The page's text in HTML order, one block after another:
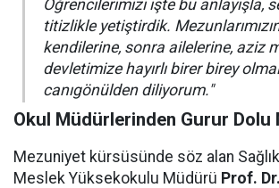
Öğrencilerimizi işte bu anlayışla,
titizlikle yetiştirdik.
kendilerine, sonra ailelerine, aziz
devletimize hayırlı birer birey
canıgönülden diliyorum."
Okul Müdürlerinden Gurur Dolu
Mezuniyet kürsüsünde söz alan
Meslek Yüksekokulu Müdürü Prof.